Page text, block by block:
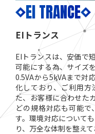
EI TRANCE
EIトランス
EIトランスは、安価で
可能にする為、サイズ
0.5VAから5kVAまで対
化しており、ご利用
た、お客様に合わせた
どの規格対応も可能で
す。環境対応について
り、万全な体制を整えて